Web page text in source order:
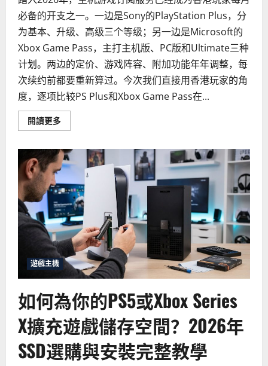
必备的开支之一。一边是Sony的PlayStation Plus，分
为基本、升级、高级三个等级；另一边是Microsoft的
Xbox Game Pass，主打主机版、PC版和Ultimate三种
计划。两边的定价、游戏阵容、附加功能年年调整，每
次续约前都要重新算过。今次我们直接用香港玩家的角
度，逐项比较PS Plus和Xbox Game Pass在...
閱讀更多Read
more
年
PS
Plus
Xbox
Game
Pass
哪
個
更
值
得
訂
閱？
完
整
劣
分
析
遊戲主機
如何為你的PS5或Xbox Series
X擴充遊戲儲存空間？2026年
SSD選購與安裝完整教學